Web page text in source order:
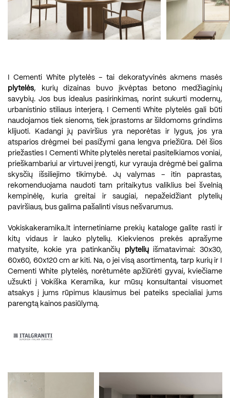
I Cementi White plytelės – tai dekoratyvinės akmens masės
plytelės, kurių dizainas buvo įkvėptas betono medžiaginių
savybių. Jos bus idealus pasirinkimas, norint sukurti modernų,
urbanistinio stiliaus interjerą. I Cementi White plytelės gali būti
naudojamos tiek sienoms, tiek įprastoms ar šildomoms grindims
klijuoti. Kadangi jų paviršius yra neporėtas ir lygus, jos yra
atsparios drėgmei bei pasižymi gana lengva priežiūra. Dėl šios
priežasties I Cementi White plytelės neretai pasitelkiamos voniai,
prieškambariui ar virtuvei įrengti, kur vyrauja drėgmė bei galima
skysčių išsiliejimo tikimybė. Jų valymas – itin paprastas,
rekomenduojama naudoti tam pritaikytus valiklius bei švelnią
kempinėlę, kuria greitai ir saugiai, nepažeidžiant plytelių
paviršiaus, bus galima pašalinti visus nešvarumus.
Vokiskakeramika.lt internetiniame prekių kataloge galite rasti ir
kitų vidaus ir lauko plytelių. Kiekvienos prekės aprašyme
matysite, kokie yra patinkančių plyteliųišmatavimai: 30x30,
60x60, 60x120 cm ar kiti. Na, o jei visą asortimentą, tarp kurių ir I
Cementi White plytelės, norėtumėte apžiūrėti gyvai, kviečiame
užsukti į Vokiška Keramika, kur mūsų konsultantai visuomet
atsakys į jums rūpimus klausimus bei pateiks specialiai jums
parengtą kainos pasiūlymą.